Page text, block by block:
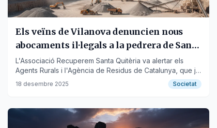
Els veïns de Vilanova denuncien nous
abocaments il·legals a la pedrera de Santa
Quitèria
L'Associació Recuperem Santa Quitèria va alertar els
Agents Rurals i l'Agència de Residus de Catalunya, que ja
analitza si s'ha incomplert la normativa.
18 desembre 2025 Societat